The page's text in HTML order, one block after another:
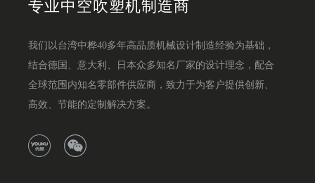
专业中空吹塑机制造商
我们以台湾中桦40多年高品质机械设计制造经验为基础，
结合德国、意大利、日本众多知名厂家的设计理念，配合
全球范围内知名零部件供应商，致力于为客户提供创新、
高效、节能的定制解决方案。